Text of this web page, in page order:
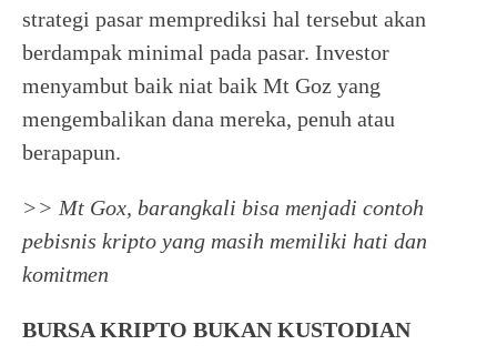
strategi pasar memprediksi hal tersebut akan
berdampak minimal pada pasar. Investor
menyambut baik niat baik Mt Goz yang
mengembalikan dana mereka, penuh atau
berapapun.
>> Mt Gox, barangkali bisa menjadi contoh
pebisnis kripto yang masih memiliki hati dan
komitmen
BURSA KRIPTO BUKAN KUSTODIAN